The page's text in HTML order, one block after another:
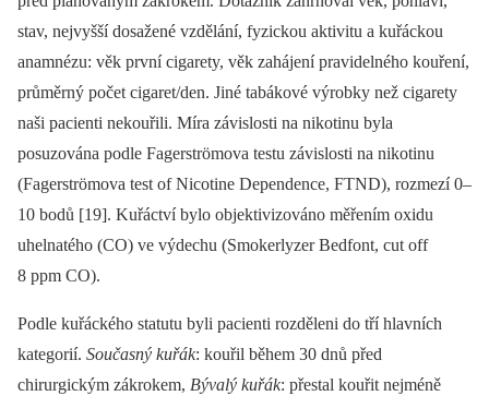
stav, nejvyšší dosažené vzdělání, fyzickou aktivitu a kuřáckou
anamnézu: věk první cigarety, věk zahájení pravidelného kouření,
průměrný počet cigaret/den. Jiné tabákové výrobky než cigarety
naši pacienti nekouřili. Míra závislosti na nikotinu byla
posuzována podle Fagerströmova testu závislosti na nikotinu
(Fagerströmova test of Nicotine Dependence, FTND), rozmezí 0–
10 bodů [19]. Kuřáctví bylo objektivizováno měřením oxidu
uhelnatého (CO) ve výdechu (Smokerlyzer Bedfont, cut off
8 ppm CO).
Podle kuřáckého statutu byli pacienti rozděleni do tří hlavních
kategorií. Současný kuřák: kouřil během 30 dnů před
chirurgickým zákrokem, Bývalý kuřák: přestal kouřit nejméně